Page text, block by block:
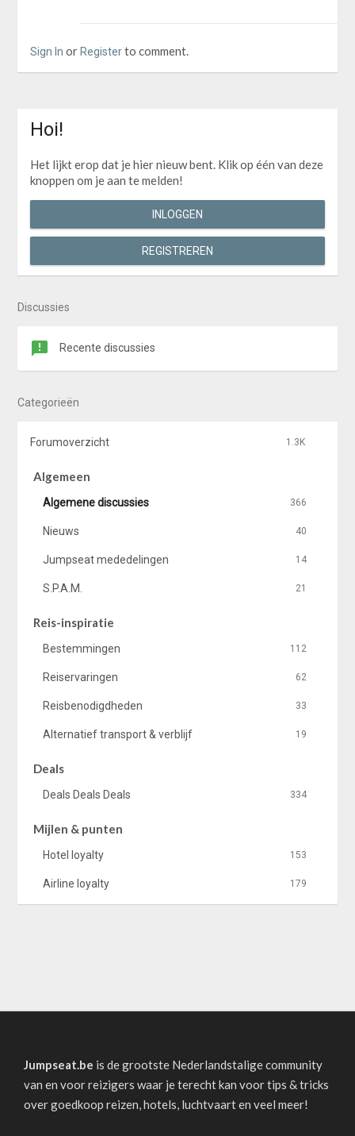
i
Sign In orRegisterto comment.
Hoi!
Het lijkt erop dat je hier nieuw bent. Klik op één van deze
knoppen om je aan te melden!
INLOGGEN
REGISTREREN
Discussies
Recente discussies
Categorieën
1.3K
Forumoverzicht
Algemeen
366
Algemene discussies
40
Nieuws
14
Jumpseat mededelingen
21
S.P.A.M.
Reis-inspiratie
112
Bestemmingen
62
Reiservaringen
33
Reisbenodigdheden
19
Alternatief transport & verblijf
Deals
334
Deals Deals Deals
Mijlen & punten
153
Hotel loyalty
179
Airline loyalty
Jumpseat.be is de grootste Nederlandstalige community
van en voor reizigers waar je terecht kan voor tips & tricks
over goedkoop reizen, hotels, luchtvaart en veel meer!